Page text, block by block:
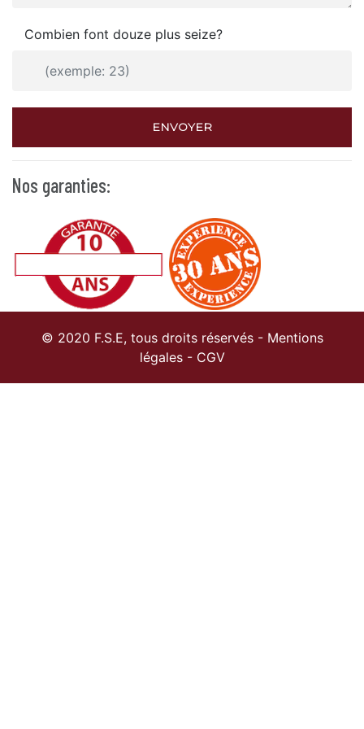
Combien font douze plus seize?
ENVOYER
Nos garanties:
© 2020 F.S.E, tous droits réservés - Mentions
légales- CGV